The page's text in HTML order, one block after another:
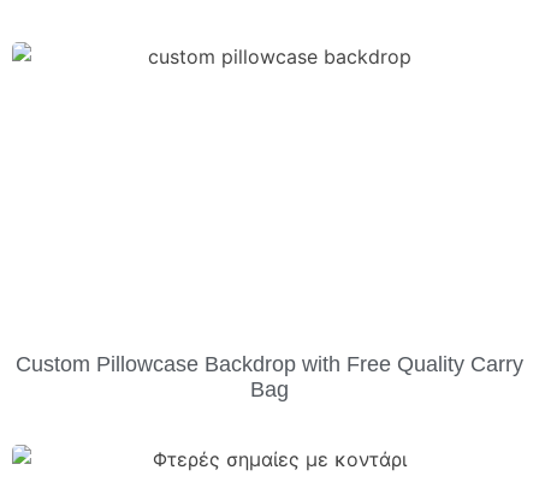
Custom Pillowcase Backdrop with Free Quality Carry
Bag